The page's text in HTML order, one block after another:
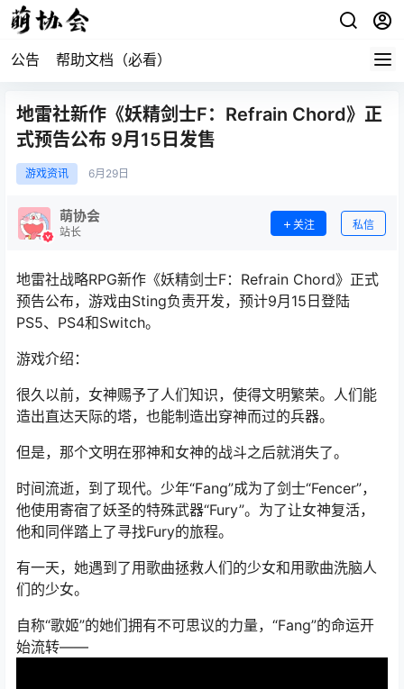
公告 帮助文档（必看）
地雷社新作《妖精剑士F：Refrain Chord》正
式预告公布 9月15日发售
游戏资讯 6月 29日
萌协会
站长
关注 私信
地雷社战略RPG新作《妖精剑士F：Refrain Chord》正式
预告公布，游戏由Sting负责开发，预计9月15日登陆
PS5、PS4和Switch。
游戏介绍：
很久以前，女神赐予了人们知识，使得文明繁荣。人们能
造出直达天际的塔，也能制造出穿神而过的兵器。
但是，那个文明在邪神和女神的战斗之后就消失了。
时间流逝，到了现代。少年“Fang”成为了剑士“Fencer”，
他使用寄宿了妖圣的特殊武器“Fury”。为了让女神复活，
他和同伴踏上了寻找Fury的旅程。
有一天，她遇到了用歌曲拯救人们的少女和用歌曲洗脑人
们的少女。
自称“歌姬”的她们拥有不可思议的力量，“Fang”的命运开
始流转——